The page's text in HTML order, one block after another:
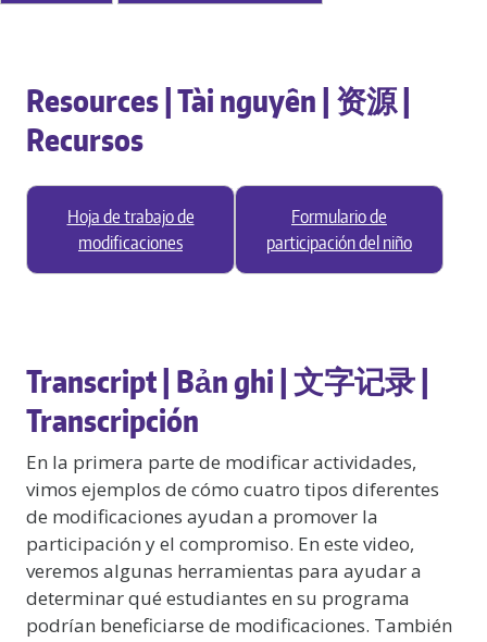
Resources | Tài nguyên | 资源 |
Recursos
Hoja de trabajo de
modificaciones
Formulario de
participación del niño
Transcript | Bản ghi | 文字记录 |
Transcripción
En la primera parte de modificar actividades,
vimos ejemplos de cómo cuatro tipos diferentes
de modificaciones ayudan a promover la
participación y el compromiso. En este video,
veremos algunas herramientas para ayudar a
determinar qué estudiantes en su programa
podrían beneficiarse de modificaciones. También